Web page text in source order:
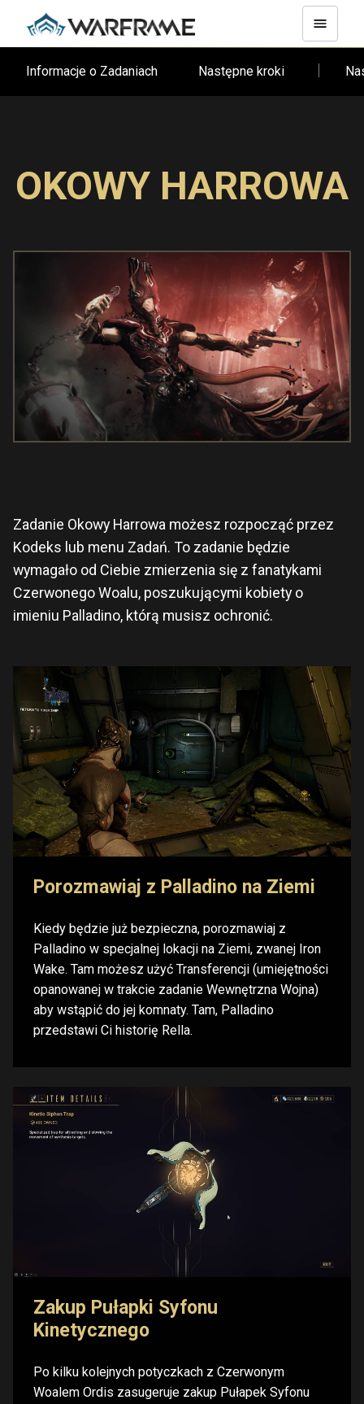
Informacje o Zadaniach Następne kroki
OKOWY HARROWA
Zadanie Okowy Harrowa możesz rozpocząć przez
Kodeks lub menu Zadań. To zadanie będzie
wymagało od Ciebie zmierzenia się z fanatykami
Czerwonego Woalu, poszukującymi kobiety o
imieniu Palladino, którą musisz ochronić.
Porozmawiaj z Palladino na Ziemi
Kiedy będzie już bezpieczna, porozmawiaj z
Palladino w specjalnej lokacji na Ziemi, zwanej Iron
Wake. Tam możesz użyć Transferencji (umiejętności
opanowanej w trakcie zadanie Wewnętrzna Wojna)
aby wstąpić do jej komnaty. Tam, Palladino
przedstawi Ci historię Rella.
Zakup Pułapki Syfonu
Kinetycznego
Po kilku kolejnych potyczkach z Czerwonym
Woalem Ordis zasugeruje zakup Pułapek Syfonu